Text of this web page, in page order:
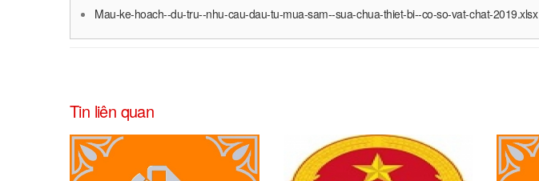
Mau-ke-hoach--du-tru--nhu-cau-dau-tu-mua-sam--sua-chua-thiet-bi--co-so-vat-chat-2019.xlsx
Tin liên quan